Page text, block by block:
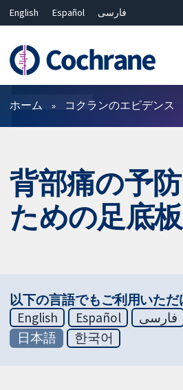
English Español
فارسی
Deutsch
Bahasa Malaysia
ไทย
繁體中文
简体中文
フィルター
ホーム コクランのエビデンス
背部痛の予
ための足底板
以下の言語でもご利用いただ
English
Español فارسی
日本語
한국어